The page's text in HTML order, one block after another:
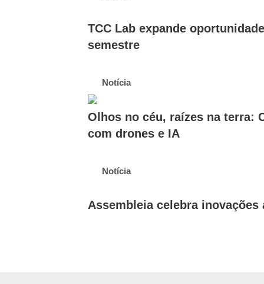
TCC Lab expande
semestre
Notícia
Olhos no céu, raízes na terra:
com drones e IA
Notícia
Assembleia celebra